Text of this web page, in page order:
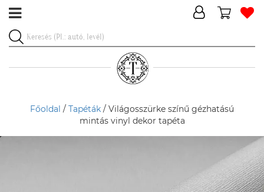
Főoldal / Tapéták / Világosszürke színű gézhatású
mintás vinyl dekor tapéta